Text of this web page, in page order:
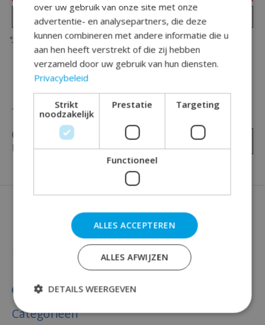
Plaats bestelling
Toevoegen om te vergelijken
Reviews (0)
0 sterren op basis van
beoordelingen
Je beoordeling toevoegen
Categorieën
over uw gebruik van onze site met onze
advertentie- en analysepartners, die deze
kunnen combineren met andere informatie die u
aan hen heeft verstrekt of die zij hebben
verzameld door uw gebruik van hun diensten.
Privacybeleid
Strikt
noodzakelijk
Prestatie Targeting
Functioneel
ALLES ACCEPTEREN
ALLES AFWIJZEN
DETAILS WEERGEVEN